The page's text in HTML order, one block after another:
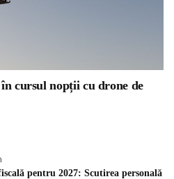
cursul nopții cu drone de
pentru 2027: Scutirea personală